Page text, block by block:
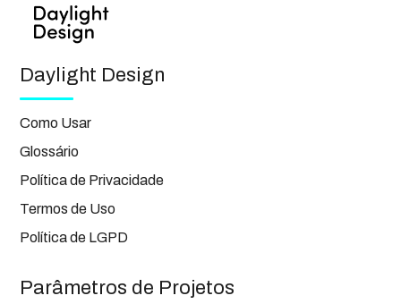
Daylight Design
Como Usar
Glossário
Política de Privacidade
Termos de Uso
Política de LGPD
Parâmetros de Projetos